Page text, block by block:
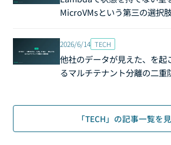
MicroVMsという第三の選択
2026/6/14 TECH
他社のデータが見えた、を
るマルチテナント分離の二重
「TECH」の記事一覧を